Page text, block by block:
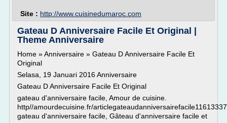
Site : http://www.cuisinedumaroc.com
Gateau D Anniversaire Facile Et Original |
Theme Anniversaire
Home » Anniversaire » Gateau D Anniversaire Facile Et
Original
Selasa, 19 Januari 2016 Anniversaire
Gateau D Anniversaire Facile Et Original
gateau d'anniversaire facile, Amour de cuisine.
http//amourdecuisine.fr/
gateau d'anniversaire facile, Gâteau d'anniversaire facile et